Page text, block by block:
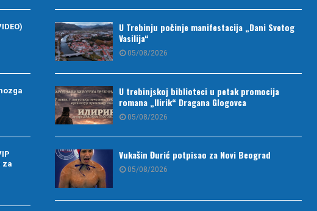
za
U Trebinju počinje manifestacija „Dani Svetog
Vasilija“
05/08/2026
U trebinjskoj biblioteci u petak promocija
romana „Ilirik“ Dragana Glogovca
05/08/2026
Vukašin Đurić potpisao za Novi Beograd
05/08/2026